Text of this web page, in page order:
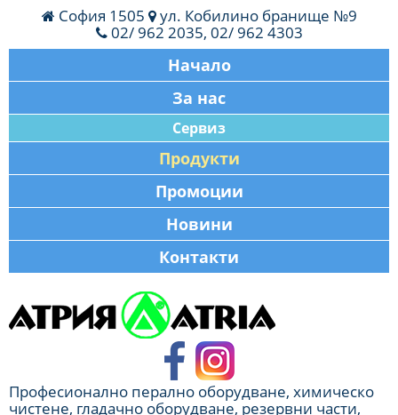
София 1505
ул. Кобилино бранище №9
02/ 962 2035, 02/ 962 4303
Начало
За нас
Сервиз
Продукти
Промоции
Новини
Контакти
Професионално перално оборудване, химическо
чистене, гладачно оборудване, резервни части,